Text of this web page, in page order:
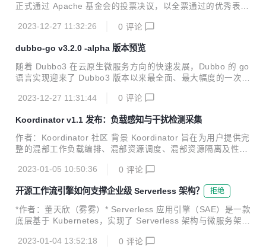
正式通过 Apache 基金会的投票决议，以全票通过的优秀表现
2023-12-27 11:32:26
0 评论
dubbo-go v3.2.0 -alpha 版本预览
随着 Dubbo3 在云原生微服务方向的快速发展，Dubbo 的 go
语言实现迎来了 Dubbo3 版本以来最全面、最大幅度的一次升
测能力等。
2023-12-27 11:31:44 0 评论
Koordinator v1.1 发布：负载感知与干扰检测采集
作者：Koordinator 社区 背景 Koordinator 旨在为用户提供完
整的混部工作负载编排、混部资源调度、混部资源隔离及性能
空闲节点资源并分配给真正有需要的计算任务，从而提高全局
的资源利用效率。 从 2022 年 4 月发布以来，Koordinator 迄
今一共迭代发布了 9 个版本。项目经历的大半年发展过程中，
社区吸纳了包括阿里巴巴、小米、小红书、爱奇艺、360、有
赞等在内的大量优秀工程师，贡献了众多的想法、代码和场
布 Koordinator v1.1 正式发...
2023-01-05 10:50:36 0 评论
开源工作流引擎如何支撑企业级 Serverless 架构？ 拒绝
*作者：董天欣（雾雾）* Serverless 应用引擎（SAE）是一款
底层基于 Kubernetes，实现了 Serverless 架构与微服务架构
程中也遇到了许多挑战。如何在蓬勃发展的云原生时代中解决
2023-01-04 13:52:18 0 评论